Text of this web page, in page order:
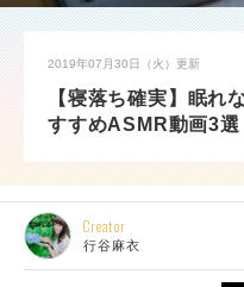
2019年07月30日（火） 更新
【寝落ち確実】眠れ
すすめASMR動画3選
Creator
行谷麻衣